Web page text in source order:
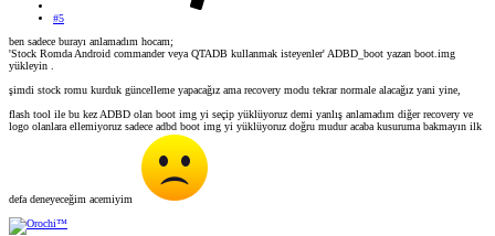
#5
ben sadece burayı anlamadım hocam;
'Stock Romda Android commander veya QTADB kullanmak isteyenler' ADBD_boot yazan boot.img
yükleyin .
şimdi stock romu kurduk güncelleme yapacağız ama recovery modu tekrar normale alacağız yani yine,
flash tool ile bu kez ADBD olan boot img yi seçip yüklüyoruz demi yanlış anlamadım diğer recovery ve
logo olanlara ellemiyoruz sadece adbd boot img yi yüklüyoruz doğru mudur acaba kusuruma bakmayın ilk
defa deneyeceğim acemiyim